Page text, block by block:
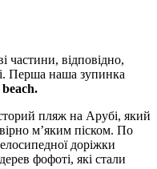
частини, відповідно,
Перша наша зупинка
пляж на Арубі, який
м’яким піском. По
доріжки
фофоті, які стали